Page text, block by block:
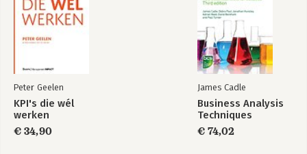
Peter Geelen
KPI's die wél
werken
€ 34,90
James Cadle
Business Analysis
Techniques
€ 74,02